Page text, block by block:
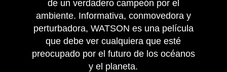
de un verdadero campeón por el
ambiente. Informativa, conmovedora y
perturbadora, WATSON es una película
que debe ver cualquiera que esté
preocupado por el futuro de los océanos
y el planeta.